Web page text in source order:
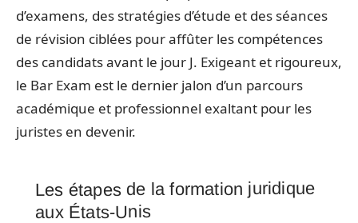
d’examens, des stratégies d’étude et des séances
de révision ciblées pour affûter les compétences
des candidats avant le jour J. Exigeant et rigoureux,
le Bar Exam est le dernier jalon d’un parcours
académique et professionnel exaltant pour les
juristes en devenir.
Les étapes de la formation juridique
aux États-Unis